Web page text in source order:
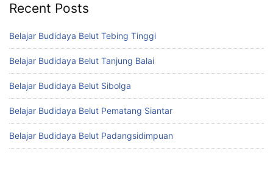
Recent Posts
Belajar Budidaya Belut Tebing Tinggi
Belajar Budidaya Belut Tanjung Balai
Belajar Budidaya Belut Sibolga
Belajar Budidaya Belut Pematang Siantar
Belajar Budidaya Belut Padangsidimpuan